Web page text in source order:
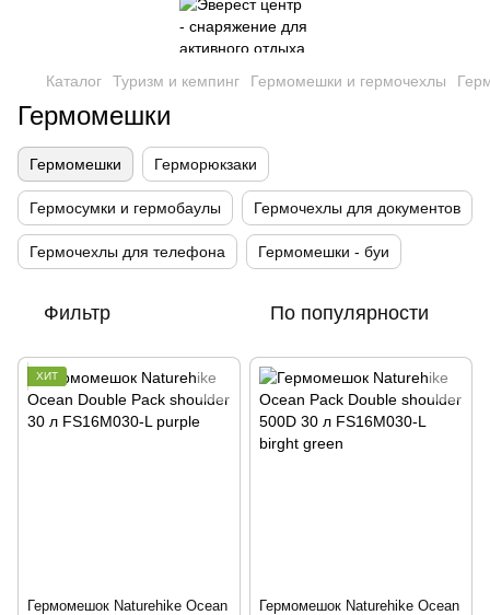
Каталог Туризм и кемпинг Гермомешки и гермочехлы
Гермомешки
Гермомешки Герморюкзаки
Гермосумки и гермобаулы Гермочехлы для документов
Гермочехлы для телефона Гермомешки - буи
Фильтр По популярности
ХИТ
Гермомешок Naturehike Ocean
Гермомешок Naturehike Ocean